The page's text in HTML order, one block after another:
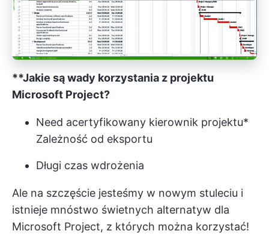
**Jakie są wady korzystania z projektu
Microsoft Project?
Need acertyfikowany kierownik projektu*
Zależność od eksportu
Długi czas wdrożenia
Ale na szczęście jesteśmy w nowym stuleciu i
istnieje mnóstwo świetnych alternatyw dla
Microsoft Project, z których można korzystać!